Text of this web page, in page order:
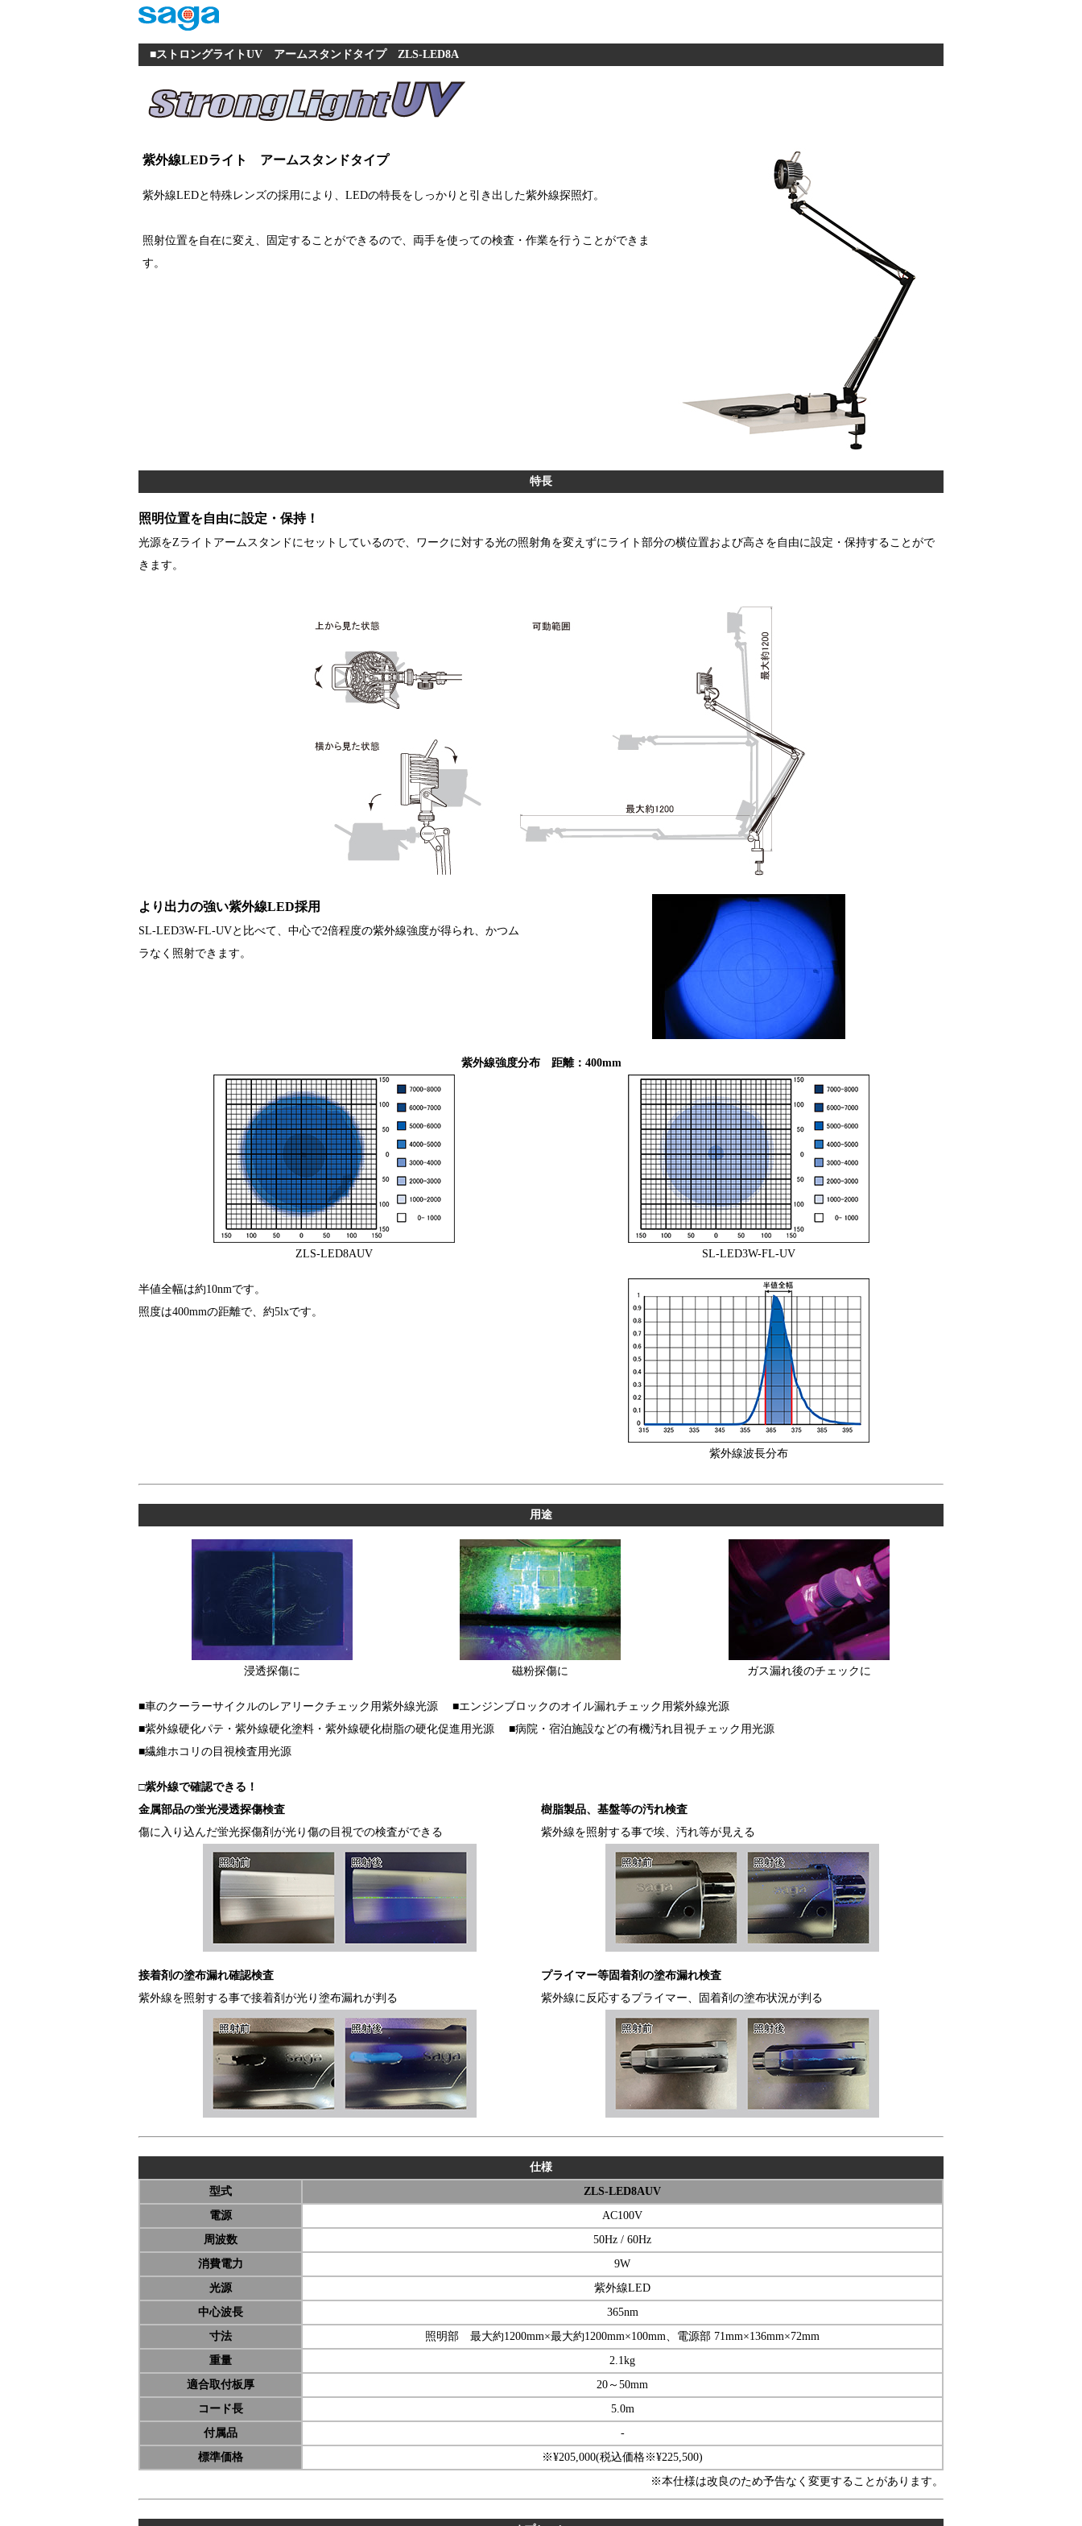
■ストロングライトUV アームスタンドタイプ ZLS-LED8A
紫外線LEDライト アームスタンドタイプ
紫外線LEDと特殊レンズの採用により、LEDの特長をしっかりと引き出した紫外線探照灯。
照射位置を自在に変え、固定することができるので、両手を使っての検査・作業を行うことができま
す。
特長
照明位置を自由に設定・保持！
光源をZライトアームスタンドにセットしているので、ワークに対する光の照射角を変えずにライト部分の横位置および高さを自由に設定・保持することがで
きます。
より出力の強い紫外線LED採用
SL-LED3W-FL-UVと比べて、中心で2倍程度の紫外線強度が得られ、かつム
ラなく照射できます。
紫外線強度分布 距離：400mm
ZLS-LED8AUV SL-LED3W-FL-UV
半値全幅は約10nmです。
照度は400mmの距離で、約5lxです。
紫外線波長分布
用途
浸透探傷に 磁粉探傷に ガス漏れ後のチェックに
■車のクーラーサイクルのレアリークチェック用紫外線光源 ■エンジンブロックのオイル漏れチェック用紫外線光源
■紫外線硬化パテ・紫外線硬化塗料・紫外線硬化樹脂の硬化促進用光源 ■病院・宿泊施設などの有機汚れ目視チェック用光源
■繊維ホコリの目視検査用光源
□紫外線で確認できる！
金属部品の蛍光浸透探傷検査
傷に入り込んだ蛍光探傷剤が光り傷の目視での検査ができる
樹脂製品、基盤等の汚れ検査
紫外線を照射する事で埃、汚れ等が見える
接着剤の塗布漏れ確認検査
紫外線を照射する事で接着剤が光り塗布漏れが判る
プライマー等固着剤の塗布漏れ検査
紫外線に反応するプライマー、固着剤の塗布状況が判る
仕様
型式
ZLS-LED8AUV
電源
AC100V
周波数
50Hz / 60Hz
消費電力
9W
光源
紫外線LED
中心波長
365nm
寸法
照明部 最大約1200mm×最大約1200mm×100mm、電源部 71mm×136mm×72mm
重量
2.1kg
適合取付板厚
20～50mm
コード長
5.0m
付属品
-
標準価格
※¥205,000(税込価格※¥225,500)
※本仕様は改良のため予告なく変更することがあります。